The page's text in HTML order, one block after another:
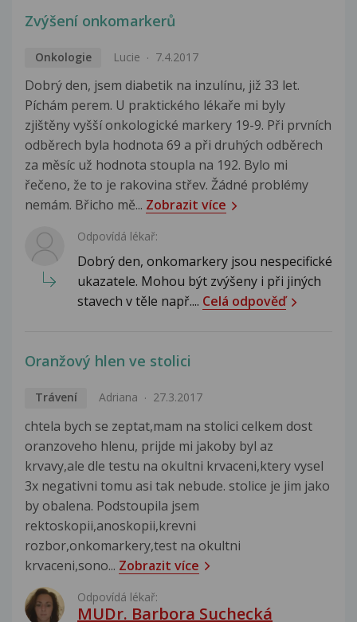
Zvýšení onkomarkerů
Onkologie Lucie 7.4.2017
Dobrý den, jsem diabetik na inzulínu, již 33 let.
Píchám perem. U praktického lékaře mi byly
zjištěny vyšší onkologické markery 19-9. Při prvních
odběrech byla hodnota 69 a při druhých odběrech
za měsíc už hodnota stoupla na 192. Bylo mi
řečeno, že to je rakovina střev. Žádné problémy
nemám. Břicho mě... Zobrazit více
Odpovídá lékař:
Dobrý den, onkomarkery jsou nespecifické
ukazatele. Mohou být zvýšeny i při jiných
stavech v těle např.... Celá odpověď
Oranžový hlen ve stolici
Trávení Adriana 27.3.2017
chtela bych se zeptat,mam na stolici celkem dost
oranzoveho hlenu, prijde mi jakoby byl az
krvavy,ale dle testu na okultni krvaceni,ktery vysel
3x negativni tomu asi tak nebude. stolice je jim jako
by obalena. Podstoupila jsem
rektoskopii,anoskopii,krevni
rozbor,onkomarkery,test na okultni
krvaceni,sono... Zobrazit více
Odpovídá lékař:
MUDr. Barbora Suchecká